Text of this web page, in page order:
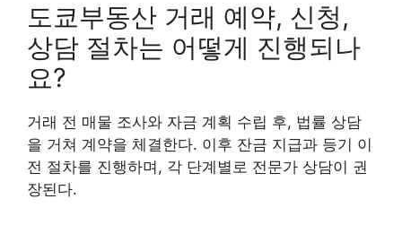
도쿄부동산 거래 예약, 신청,
상담 절차는 어떻게 진행되나
요?
거래 전 매물 조사와 자금 계획 수립 후, 법률 상담
을 거쳐 계약을 체결한다. 이후 잔금 지급과 등기 이
전 절차를 진행하며, 각 단계별로 전문가 상담이 권
장된다.